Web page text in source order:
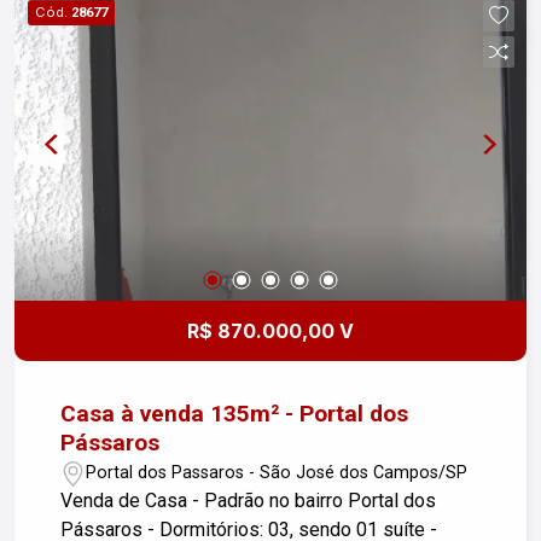
Cód. 28677
R$ 870.000,00 V
Casa à venda 135m² - Portal dos
Pássaros
Portal dos Passaros - São José dos Campos/SP
Venda de Casa - Padrão no bairro Portal dos
Pássaros - Dormitórios: 03, sendo 01 suíte -